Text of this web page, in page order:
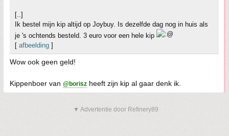
[..]
Ik bestel mijn kip altijd op Joybuy. Is dezelfde dag nog in huis als
je 's ochtends besteld. 3 euro voor een hele kip
[ afbeelding ]
Wow ook geen geld!
Kippenboer van @borisz heeft zijn kip al gaar denk ik.
▼ Advertentie door Refinery89